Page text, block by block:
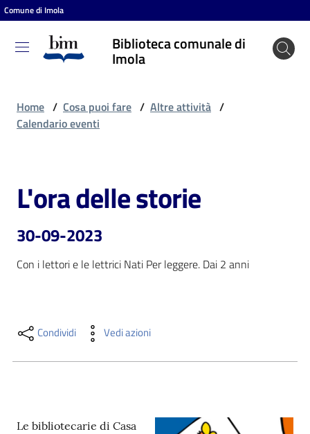
Vai al contenuto
Vai alla navigazione
Vai al footer
Comune di Imola
Biblioteca comunale di
Imola
Biblioteca
comunale
Cosa
puoi
fare
contenuti
Home / Cosa puoi fare / Altre attività /
Calendario eventi
Salta al contenuto
L'ora delle storie
30-09-2023
Con i lettori e le lettrici Nati Per leggere. Dai 2 anni
Condividi Vedi azioni
Le bibliotecarie di Casa